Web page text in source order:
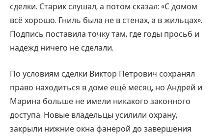
сделки. Старик слушал, а потом сказал: «С домом
всё хорошо. Гниль была не в стенах, а в жильцах».
Подпись поставила точку там, где годы просьб и
надежд ничего не сделали.
По условиям сделки Виктор Петрович сохранял
право находиться в доме ещё месяц, но Андрей и
Марина больше не имели никакого законного
доступа. Новые владельцы усилили охрану,
закрыли нижние окна фанерой до завершения